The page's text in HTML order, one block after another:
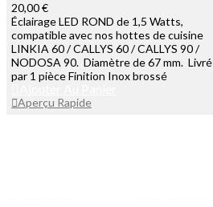
20,00 €
Éclairage LED ROND de 1,5 Watts,
compatible avec nos hottes de cuisine
LINKIA 60 / CALLYS 60 / CALLYS 90 /
NODOSA 90. Diamètre de 67 mm. Livré
par 1 pièce Finition Inox brossé
Aperçu Rapide